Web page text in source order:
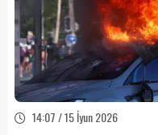
14:07 / 15 İyun 2026